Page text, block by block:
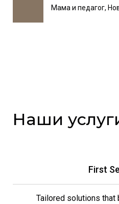
Мама и педагог,
Наши
First
Tailored solutions that